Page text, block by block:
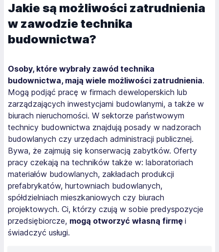
Jakie są możliwości zatrudnienia
w zawodzie technika
budownictwa?
Osoby, które wybrały zawód technika
budownictwa, mają wiele możliwości zatrudnienia.
Mogą podjąć pracę w firmach deweloperskich lub
zarządzających inwestycjami budowlanymi, a także w
biurach nieruchomości. W sektorze państwowym
technicy budownictwa znajdują posady w nadzorach
budowlanych czy urzędach administracji publicznej.
Bywa, że zajmują się konserwacją zabytków. Oferty
pracy czekają na techników także w: laboratoriach
materiałów budowlanych, zakładach produkcji
prefabrykatów, hurtowniach budowlanych,
spółdzielniach mieszkaniowych czy biurach
projektowych. Ci, którzy czują w sobie predyspozycje
przedsiębiorcze, mogą otworzyć własną firmę i
świadczyć usługi.